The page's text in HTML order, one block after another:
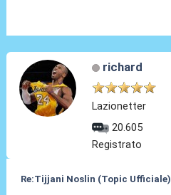
richard
Lazionetter
20.605
Registrato
Re:Tijjani Noslin (Topic Ufficiale)